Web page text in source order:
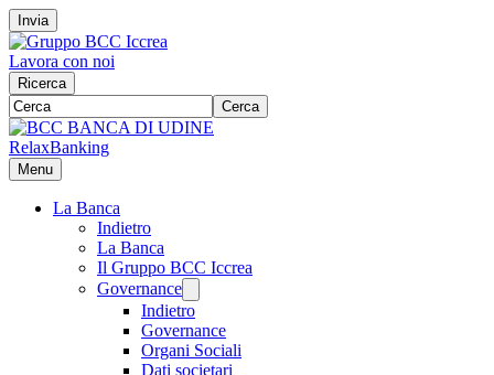
Invia
Lavora con noi
Ricerca
Cerca
RelaxBanking
Menu
La Banca
Indietro
La Banca
Il Gruppo BCC Iccrea
Governance
Indietro
Governance
Organi Sociali
Dati societari